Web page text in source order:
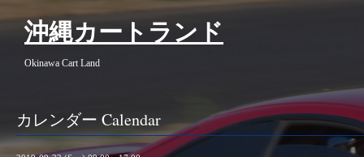
沖縄カートランド
Okinawa Cart Land
カレンダー Calendar